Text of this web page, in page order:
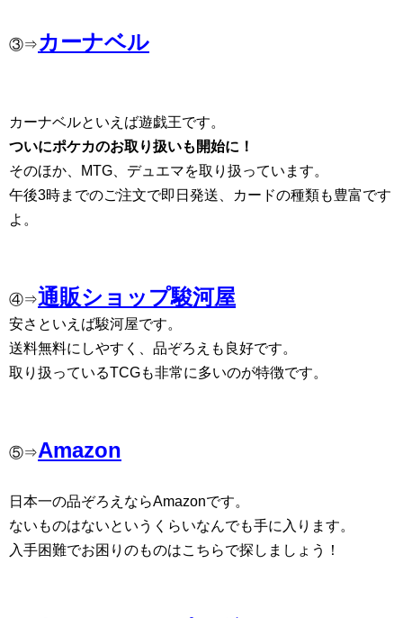
③⇒ カーナベル
カーナベルといえば遊戯王です。
ついにポケカのお取り扱いも開始に！
そのほか、MTG、デュエマを取り扱っています。
午後3時までのご注文で即日発送、カードの種類も豊富です
よ。
④⇒通販ショップ駿河屋
安さといえば駿河屋です。
送料無料にしやすく、品ぞろえも良好です。
取り扱っているTCGも非常に多いのが特徴です。
⑤⇒Amazon
日本一の品ぞろえならAmazonです。
ないものはないというくらいなんでも手に入ります。
入手困難でお困りのものはこちらで探しましょう！